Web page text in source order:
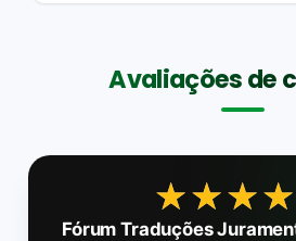
Avaliações de
Fórum Traduções